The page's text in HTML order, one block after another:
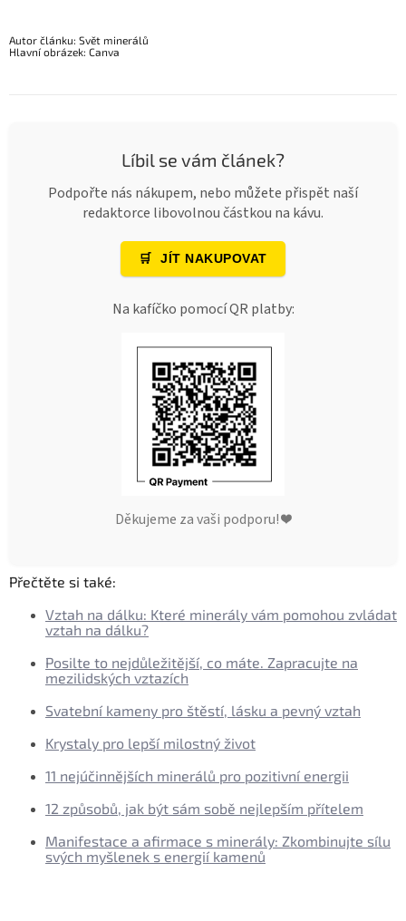
Autor článku: Svět minerálů
Hlavní obrázek: Canva
Líbil se vám článek?
Podpořte nás nákupem, nebo můžete přispět naší
redaktorce libovolnou částkou na kávu.
🛒 JÍT NAKUPOVAT
Na kafíčko pomocí QR platby:
Děkujeme za vaši podporu! ❤️
Přečtěte si také:
Vztah na dálku: Které minerály vám pomohou zvládat
vztah na dálku?
Posilte to nejdůležitější, co máte. Zapracujte na
mezilidských vztazích
Svatební kameny pro štěstí, lásku a pevný vztah
Krystaly pro lepší milostný život
11 nejúčinnějších minerálů pro pozitivní energii
12 způsobů, jak být sám sobě nejlepším přítelem
Manifestace a afirmace s minerály: Zkombinujte sílu
svých myšlenek s energií kamenů